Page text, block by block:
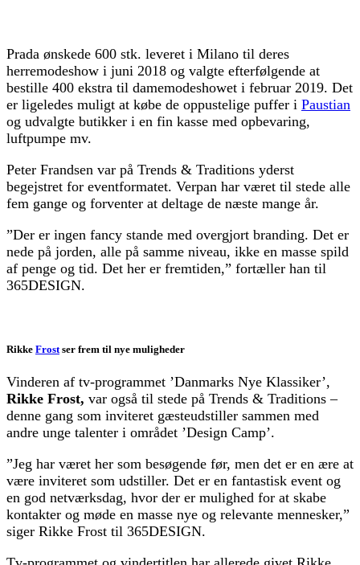
Prada ønskede 600 stk. leveret i Milano til deres
herremodeshow i juni 2018 og valgte efterfølgende at
bestille 400 ekstra til damemodeshowet i februar 2019. Det
er ligeledes muligt at købe de oppustelige puffer i Paustian
og udvalgte butikker i en fin kasse med opbevaring,
luftpumpe mv.
Peter Frandsen var på Trends & Traditions yderst
begejstret for eventformatet. Verpan har været til stede alle
fem gange og forventer at deltage de næste mange år.
”Der er ingen fancy stande med overgjort branding. Det er
nede på jorden, alle på samme niveau, ikke en masse spild
af penge og tid. Det her er fremtiden,” fortæller han til
365DESIGN.
Rikke Frost ser frem til nye muligheder
Vinderen af tv-programmet ’Danmarks Nye Klassiker’,
Rikke Frost, var også til stede på Trends & Traditions –
denne gang som inviteret gæsteudstiller sammen med
andre unge talenter i området ’Design Camp’.
”Jeg har været her som besøgende før, men det er en ære at
være inviteret som udstiller. Det er en fantastisk event og
en god netværksdag, hvor der er mulighed for at skabe
kontakter og møde en masse nye og relevante mennesker,”
siger Rikke Frost til 365DESIGN.